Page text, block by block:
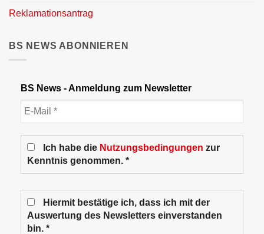
Reklamationsantrag
BS NEWS ABONNIEREN
BS News - Anmeldung zum Newsletter
Ich habe die Nutzungsbedingungen
Kenntnis genommen. *
Hiermit bestätige ich, dass ich mit der
Auswertung des Newsletters einverstanden
bin. *